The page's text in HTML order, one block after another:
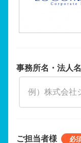
事務所名・法人名
ご担当者様